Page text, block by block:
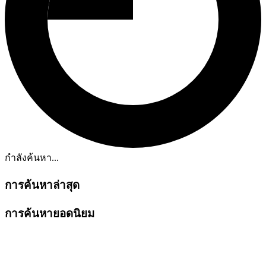
กำลังค้นหา...
การค้นหาล่าสุด
การค้นหายอดนิยม